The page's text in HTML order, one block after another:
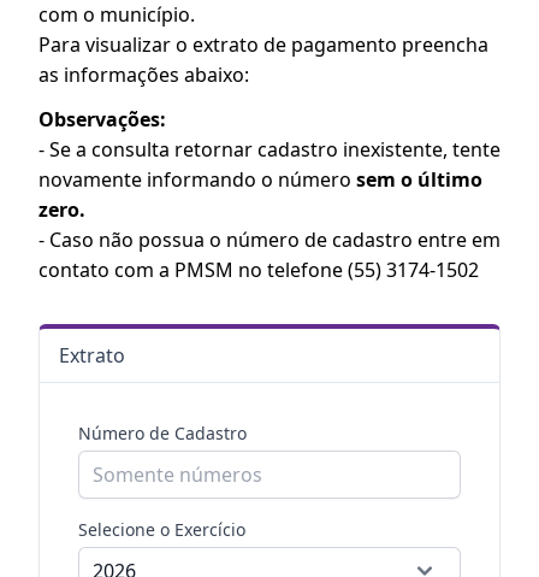
com o município.
Para visualizar o extrato de pagamento preencha
as informações abaixo:
Observações:
- Se a consulta retornar cadastro inexistente, tente
novamente informando o número sem o último
zero.
- Caso não possua o número de cadastro entre em
contato com a PMSM no telefone (55) 3174-1502
Extrato
Número de Cadastro
Selecione o Exercício